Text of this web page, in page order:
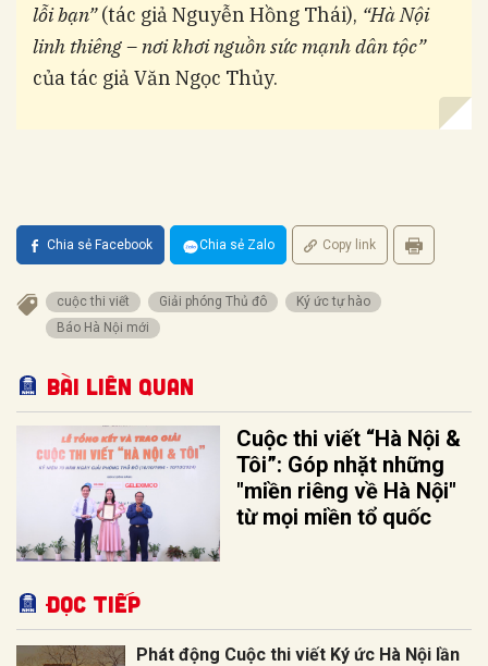
lỗi bạn”(tác giả Nguyễn Hồng Thái), “Hà Nội
linh thiêng – nơi khơi nguồn sức mạnh dân tộc”
của tác giả Văn Ngọc Thủy.
Chia sẻ Facebook Chia sẻ Zalo Copy link
cuộc thi viết Giải phóng Thủ đô
Ký ức tự hào
Báo Hà Nội mới
Bài liên quan
Cuộc thi viết “Hà Nội &
Tôi”: Góp nhặt những
"miền riêng về Hà Nội"
từ mọi miền tổ quốc
Đọc tiếp
Phát động Cuộc thi viết Ký ức Hà Nội lần